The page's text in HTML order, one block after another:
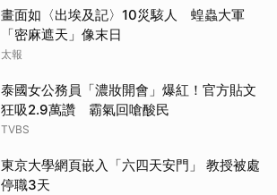
畫面如〈出埃及記〉10災駭人 蝗蟲大軍
「密麻遮天」像末日
太報
泰國女公務員「濃妝開會」爆紅！官方貼文
狂吸2.9萬讚 霸氣回嗆酸民
TVBS
東京大學網頁嵌入「六四天安門」 教授被處
停職3天